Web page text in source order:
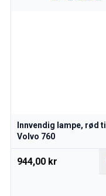
Innvendig lampe, rød til
Volvo 760
944,00 kr